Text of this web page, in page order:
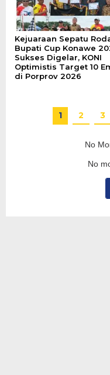
Kejuaraan Sepatu
Bupati Cup Konawe
Sukses Digelar, KONI
Optimistis Target 10
di Porprov 2026
1 2 3
No
No